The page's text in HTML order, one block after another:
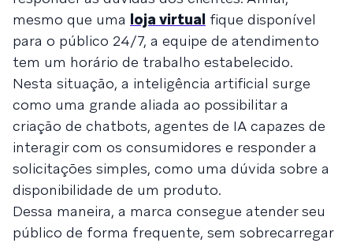
mesmo que uma loja virtual fique disponível
para o público 24/7, a equipe de atendimento
tem um horário de trabalho estabelecido.
Nesta situação, a inteligência artificial surge
como uma grande aliada ao possibilitar a
criação de chatbots, agentes de IA capazes de
interagir com os consumidores e responder a
solicitações simples, como uma dúvida sobre a
disponibilidade de um produto.
Dessa maneira, a marca consegue atender seu
público de forma frequente, sem sobrecarregar